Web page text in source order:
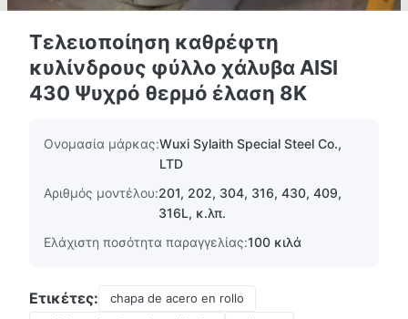
Τελειοποίηση καθρέφτη
κυλίνδρους φύλλο χάλυβα AISI
430 Ψυχρό θερμό έλαση 8K
Ονομασία μάρκας:Wuxi Sylaith Special Steel Co.,
LTD
Αριθμός μοντέλου:201, 202, 304, 316, 430, 409,
316L, κ.λπ.
Ελάχιστη ποσότητα παραγγελίας:100 κιλά
Ετικέτες:
chapa de acero en rollo